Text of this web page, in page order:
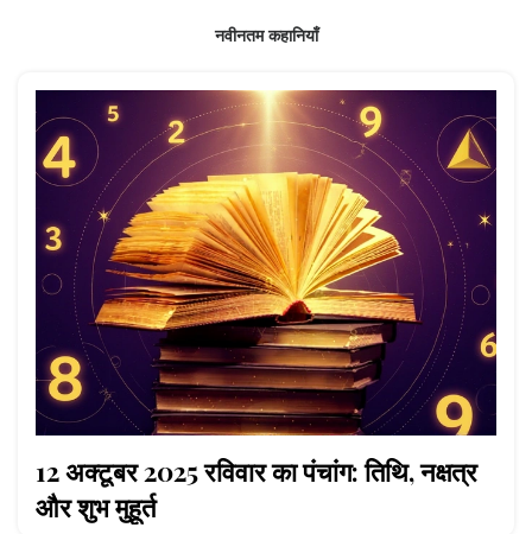
नवीनतम कहानियाँ
12 अक्टूबर 2025 रविवार का पंचांग: तिथि, नक्षत्र
और शुभ मुहूर्त